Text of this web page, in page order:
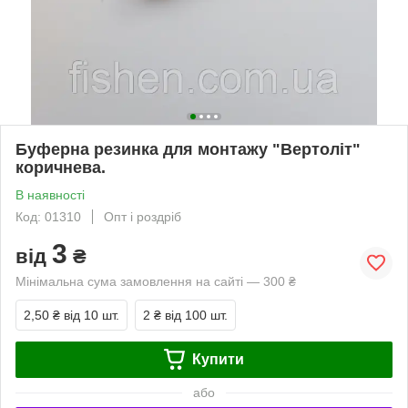
Буферна резинка для монтажу "Вертоліт"
коричнева.
В наявності
Код: 01310
Опт і роздріб
від 3 ₴
Мінімальна сума замовлення на сайті — 300 ₴
2,50 ₴ від 10 шт. 2 ₴ від 100 шт.
Купити
або